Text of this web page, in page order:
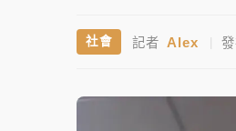
中颱白海豚進逼！
社會 記者 Alex |